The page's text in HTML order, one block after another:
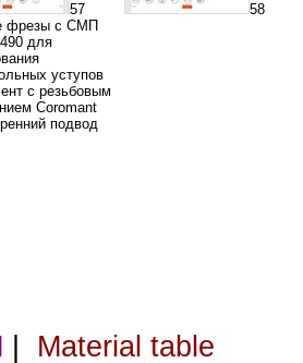
57
фрезы с СМП
для
уступов
с резьбовым
Coromant
подвод
58
Material table